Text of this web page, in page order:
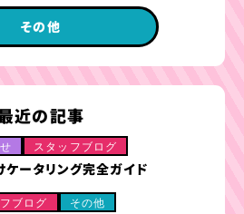
その他
近の記事
スタッフブログ
ータリング完全ガイド
ブログ その他